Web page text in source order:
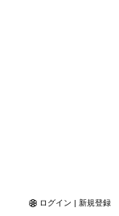
ログイン | 新規登録